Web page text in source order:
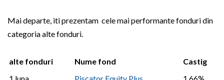
Mai departe, iti prezentam cele mai performante fonduri din
categoria alte fonduri.
alte fonduri Nume fond
Castig